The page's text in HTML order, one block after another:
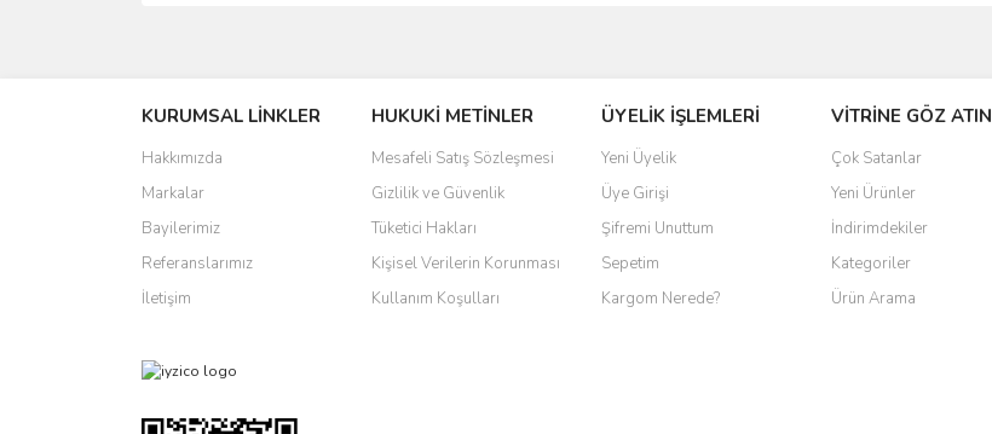
Ürün resmi kalitesiz, bozuk veya görüntülenemiyor.
Ürün açıklamasında eksik bilgiler bulunuyor.
Ürün bilgilerinde hatalar bulunuyor.
Ürün fiyatı diğer sitelerden daha pahalı.
Bu ürüne benzer farklı alternatifler olmalı.
KURUMSAL LİNKLER
Hakkımızda
Markalar
Bayilerimiz
Referanslarımız
İletişim
HUKUKİ METİNLER
Mesafeli Satış Sözleşmesi
Gizlilik ve Güvenlik
Tüketici Hakları
Kişisel Verilerin Korunması
Kullanım Koşulları
ÜYELİK İŞLEMLERİ
Yeni Üyelik
Üye Girişi
Şifremi Unuttum
Sepetim
Kargom Nerede?
VİTRİNE GÖZ ATIN
Çok Satanlar
Yeni Ürünler
İndirimdekiler
Kategoriler
Ürün Arama